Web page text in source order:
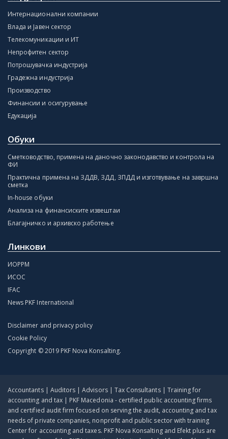
Интернационални компании
Влада и Јавен сектор
Телекомуникации и ИТ
Непрофитен сектор
Потрошувачка индустрија
Градежна индустрија
Производство
Финансии и осигурување
Едукација
Обуки
Сметководство, примена на даночно законодавство и контрола на
ФИ
Практична примена на ЗДДВ, ЗДД, ЗПДД и изготвување на завршна
сметка
In-house обуки
Анализа на финансиските извештаи
Благајничко и архивско работење
Линкови
ИОРРМ
ИСОС
IFAC
News PKF International
Disclaimer and privacy policy
Cookie Policy
Copyright © 2019 PKF Nova Konsalting.
Accountants | Auditors | Advisors | Tax Consultants | Training for
accounting and tax | PKF Macedonia - certified public accounting firms
and certified audit firm focused on serving the audit, accounting and tax
needs of private companies, nonprofit and public sector with training
Center for accounting and taxes. PKF Nova Konsalting and Efekt plus are